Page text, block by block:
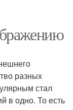
разных
стал
в одно. То есть